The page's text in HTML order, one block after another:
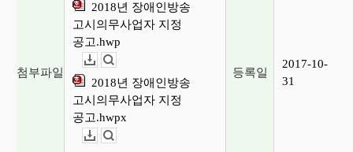
첨부파일
2018년 장애인방송
고시의무사업자 지정
공고.hwp
2018년 장애인방송
고시의무사업자 지정
공고.hwpx
등록일
2017-10-
31